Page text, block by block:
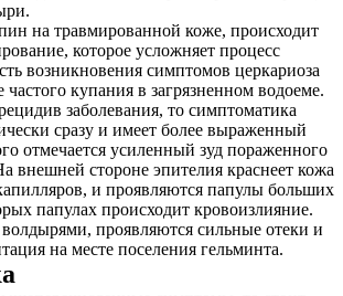
на травмированной коже, происходит
которое усложняет процесс
возникновения симптомов церкариоза
частого купания в загрязненном водоеме.
заболевания, то симптоматика
сразу и имеет более выраженный
отмечается усиленный зуд пораженного
внешней стороне эпителия краснеет кожа
и проявляются папулы больших
папулах происходит кровоизлияние.
проявляются сильные отеки и
на месте поселения гельминта.